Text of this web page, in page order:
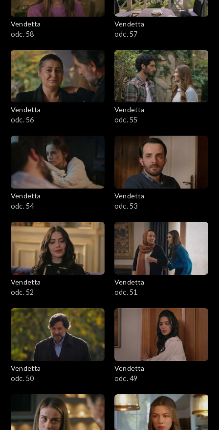
Vendetta
odc. 58
Vendetta
odc. 57
Vendetta
odc. 56
Vendetta
odc. 55
Vendetta
odc. 54
Vendetta
odc. 53
Vendetta
odc. 52
Vendetta
odc. 51
Vendetta
odc. 50
Vendetta
odc. 49